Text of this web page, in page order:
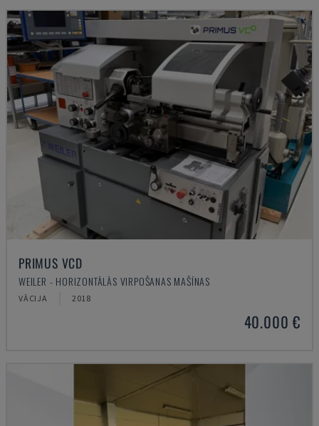
PRIMUS VCD
WEILER - HORIZONTĀLĀS VIRPOŠANAS MAŠĪNAS
VĀCIJA 2018
40.000 €